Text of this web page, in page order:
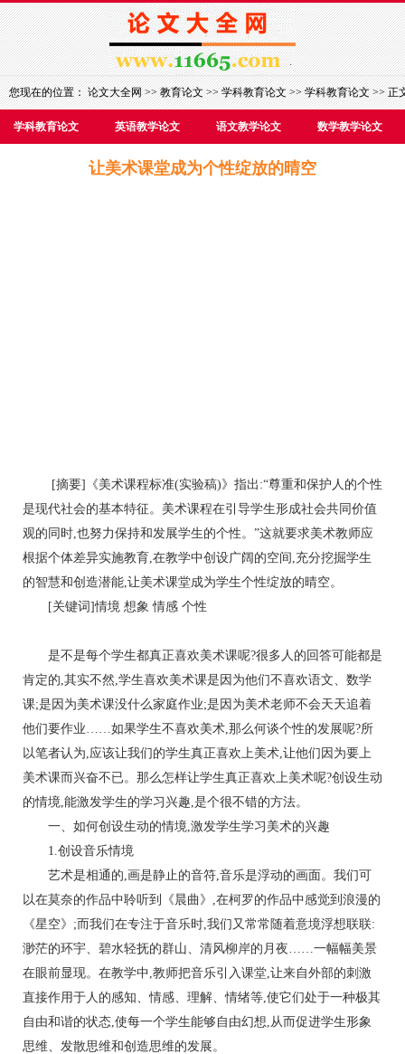
您现在的位置：论文大全网>>教育论文>>学科教育论文>>学科教育论文>> 正
学科教育论文 英语教学论文 语文教学论文 数学教学论文
让美术课堂成为个性绽放的晴空
[摘要]《美术课程标准(实验稿)》指出:“尊重和保护人的个性
是现代社会的基本特征。美术课程在引导学生形成社会共同价值
观的同时,也努力保持和发展学生的个性。”这就要求美术教师应
根据个体差异实施教育,在教学中创设广阔的空间,充分挖掘学生
的智慧和创造潜能,让美术课堂成为学生个性绽放的晴空。
[关键词]情境 想象 情感 个性
是不是每个学生都真正喜欢美术课呢?很多人的回答可能都是
肯定的,其实不然,学生喜欢美术课是因为他们不喜欢语文、数学
课;是因为美术课没什么家庭作业;是因为美术老师不会天天追着
他们要作业……如果学生不喜欢美术,那么何谈个性的发展呢?所
以笔者认为,应该让我们的学生真正喜欢上美术,让他们因为要上
美术课而兴奋不已。那么怎样让学生真正喜欢上美术呢?创设生动
的情境,能激发学生的学习兴趣,是个很不错的方法。
一、如何创设生动的情境,激发学生学习美术的兴趣
1.创设音乐情境
艺术是相通的,画是静止的音符,音乐是浮动的画面。我们可
以在莫奈的作品中聆听到《晨曲》,在柯罗的作品中感觉到浪漫的
《星空》;而我们在专注于音乐时,我们又常常随着意境浮想联联:
渺茫的环宇、碧水轻抚的群山、清风柳岸的月夜……一幅幅美景
在眼前显现。在教学中,教师把音乐引入课堂,让来自外部的刺激
直接作用于人的感知、情感、理解、情绪等,使它们处于一种极其
自由和谐的状态,使每一个学生能够自由幻想,从而促进学生形象
思维、发散思维和创造思维的发展。